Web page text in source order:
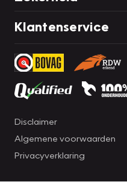
Klantenservice
Disclaimer
Algemene voorwaarden
Privacyverklaring